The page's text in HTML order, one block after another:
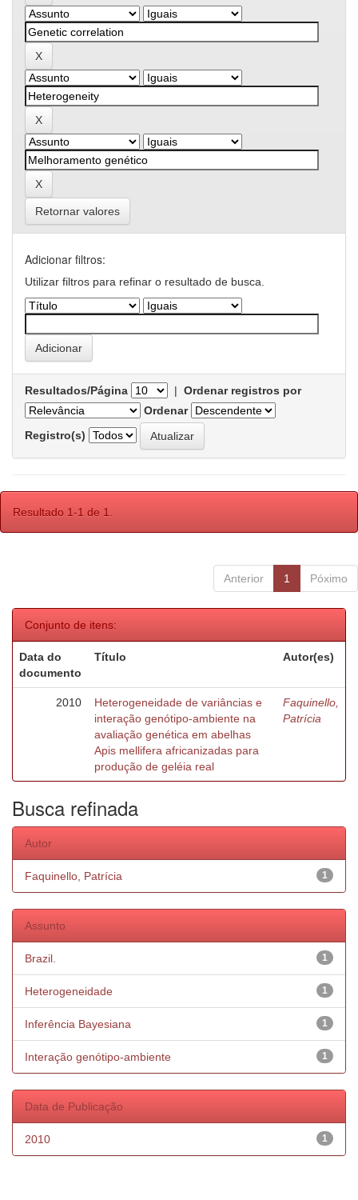
Retornar valores
Adicionar filtros:
Utilizar filtros para refinar o resultado de busca.
Resultados/Página | Ordenar registros por
Ordenar
Registro(s)
Resultado 1-1 de 1.
Anterior 1 Póximo
Conjunto de itens:
Data do
documento
Título Autor(es)
2010
Heterogeneidade de variâncias e
interação genótipo-ambiente na
avaliação genética em abelhas
Apis mellifera africanizadas para
produção de geléia real
Faquinello,
Patrícia
Busca refinada
Autor
1
Faquinello, Patrícia
Assunto
1
Brazil.
1
Heterogeneidade
1
Inferência Bayesiana
1
Interação genótipo-ambiente
Data de Publicação
1
2010